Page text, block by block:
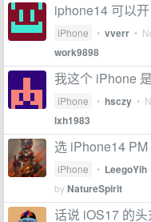
iphone14 可以开
iPhone • vverr •
work9898
我这个 iPhone
iPhone • hsczy •
lxh1983
选 iPhone14 PM
iPhone • LeegoYih
byNatureSpirit
话说 iOS17 的